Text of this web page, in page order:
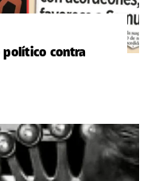
político contra